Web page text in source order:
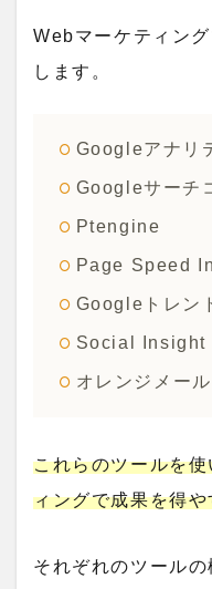
Webマーケティン
します。
Googleアナリ
Googleサーチ
Ptengine
Page Speed
Googleトレン
Social Insight
オレンジメール
これらのツールを
ィングで成果を得
それぞれのツール